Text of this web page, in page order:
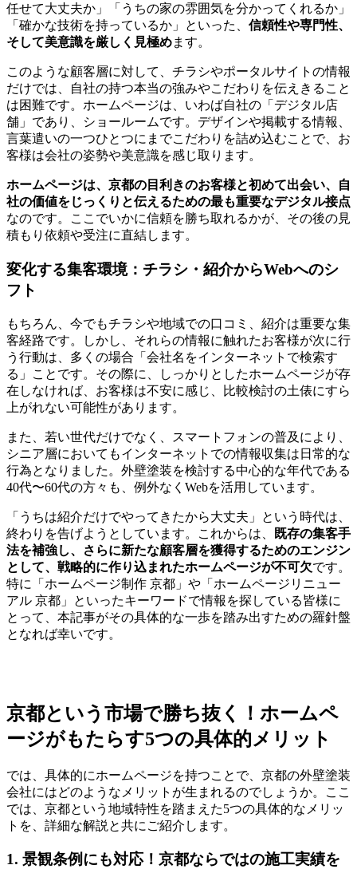
任せて大丈夫か」「うちの家の雰囲気を分かってくれるか」
「確かな技術を持っているか」といった、 信頼性や専門性、
そして美意識を厳しく見極めます。
このような顧客層に対して、チラシやポータルサイトの情報
だけでは、自社の持つ本当の強みやこだわりを伝えきること
は困難です。ホームページは、いわば自社の「デジタル店
舗」であり、ショールームです。デザインや掲載する情報、
言葉遣いの一つひとつにまでこだわりを詰め込むことで、お
客様は会社の姿勢や美意識を感じ取ります。
ホームページは、京都の目利きのお客様と初めて出会い、自
社の価値をじっくりと伝えるための最も重要なデジタル接点
なのです。ここでいかに信頼を勝ち取れるかが、その後の見
積もり依頼や受注に直結します。
変化する集客環境：チラシ・紹介からWebへのシ
フト
もちろん、今でもチラシや地域での口コミ、紹介は重要な集
客経路です。しかし、それらの情報に触れたお客様が次に行
う行動は、多くの場合「会社名をインターネットで検索す
る」ことです。その際に、しっかりとしたホームページが存
在しなければ、お客様は不安に感じ、比較検討の土俵にすら
上がれない可能性があります。
また、若い世代だけでなく、スマートフォンの普及により、
シニア層においてもインターネットでの情報収集は日常的な
行為となりました。外壁塗装を検討する中心的な年代である
40代〜60代の方々も、例外なくWebを活用しています。
「うちは紹介だけでやってきたから大丈夫」という時代は、
終わりを告げようとしています。これからは、
既存の集客手
法を補強し、さらに新たな顧客層を獲得するためのエンジン
として、戦略的に作り込まれたホームページが不可欠です。
特に「ホームページ制作 京都」や「ホームページリニュー
アル 京都」といったキーワードで情報を探している皆様に
とって、本記事がその具体的な一歩を踏み出すための羅針盤
となれば幸いです。
京都という市場で勝ち抜く！ホームペ
ージがもたらす5つの具体的メリット
では、具体的にホームページを持つことで、京都の外壁塗装
会社にはどのようなメリットが生まれるのでしょうか。ここ
では、京都という地域特性を踏まえた5つの具体的なメリッ
トを、詳細な解説と共にご紹介します。
1. 景観条例にも対応！京都ならではの施工実績を